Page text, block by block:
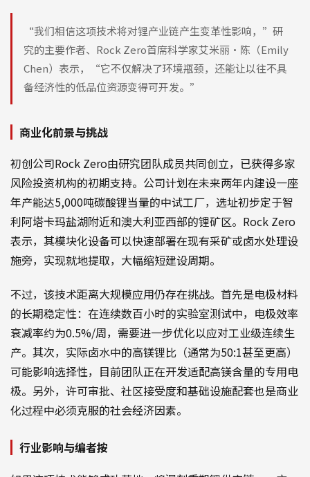
“我们相信这项技术将对锂产业链产生变革性影响，”研
究的主要作者、Rock Zero首席科学家艾米丽·陈（Emily
Chen）表示，“它不仅解决了环境瓶颈，还能让以往不具
备经济性的低品位资源变得可开发。”
商业化前景与挑战
初创公司Rock Zero由研究团队成员共同创立，已获得多家
风险投资机构的初期支持。公司计划在未来两年内建设一座
年产能达5,000吨碳酸锂当量的中试工厂，选址初步定于智
利阿塔卡玛盐湖附近和澳大利亚西部的锂矿区。Rock Zero
表示，其模块化设备可以快速部署在现有采矿或卤水处理设
施旁，实现就地提取，大幅缩短建设周期。
不过，该技术距离大规模应用仍存在挑战。首先是电极材料
的长期稳定性：在连续数百小时的实验室测试中，电极效率
衰减率约为0.5%/周，需要进一步优化以应对工业级连续生
产。其次，实际卤水中的高镁锂比（通常为50:1甚至更高）
可能影响选择性，目前团队正在开发适配高镁含量的专用电
极。另外，许可审批、社区接受度和基础设施配套也是商业
化过程中必须克服的社会经济因素。
行业影响与编者按